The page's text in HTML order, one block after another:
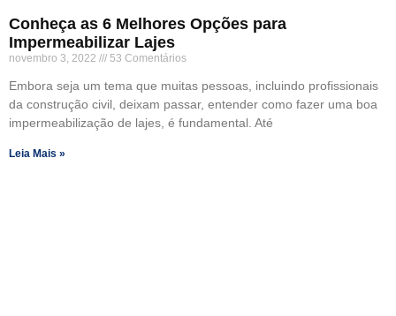
Conheça as 6 Melhores Opções para
Impermeabilizar Lajes
novembro 3, 2022 53 Comentários
Embora seja um tema que muitas pessoas, incluindo profissionais
da construção civil, deixam passar, entender como fazer uma boa
impermeabilização de lajes, é fundamental. Até
Leia Mais »